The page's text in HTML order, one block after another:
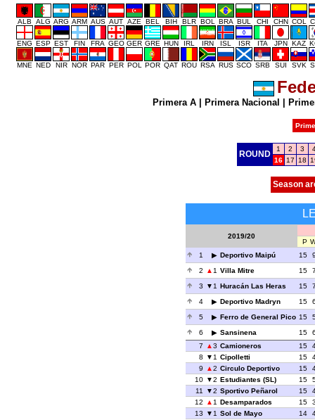
ALB ALG ARG ARM AUS AUT AZE BEL BIH BLR BOL BRA BUL CHI CHN COL
ENG ESP EST FIN FRA GEO GER GRE HUN IRL IRN ISL ISR ITA JPN KAZ
MNE NED NIR NOR PAR PER POL POR QAT ROU RSA RUS SCO SRB SUI SVK
Primera A Primera Nacional
ROUND
1 2 3
16 17 18
Season
2019/20
P
1
Deportivo Maipú 15
2
1 Villa Mitre 15
3
1 Huracán Las Heras 15
4
Deportivo Madryn 15
5
Ferro de General Pico 15
6
Sansinena 15
7
3 Camioneros 15
8
1 Cipolletti 15
9
2 Circulo Deportivo 15
10
2 Estudiantes (SL) 15
11
2 Sportivo Peñarol 15
12
1 Desamparados 15
13
1 Sol de Mayo 14